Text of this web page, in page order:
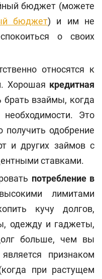
бюджет (можете
бюджет) и им не
о своих
относятся к
Хорошая кредитная
брать взаймы, когда
Это
одобрение
и других займов с
ставками.
потребление в
лимитами
кучу долгов,
одежду и гаджеты,
больше, чем вы
признаком
при растущем